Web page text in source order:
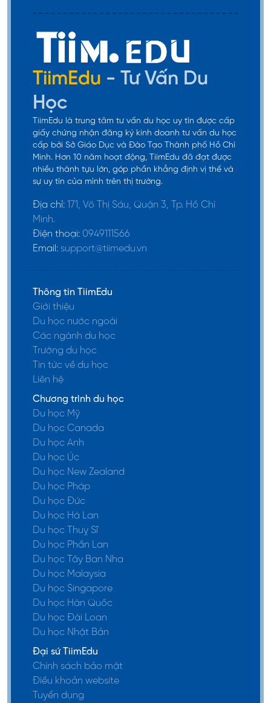
TiimEdu - Tư Vấn Du
Học
TiimEdu là trung tâm tư vấn du học uy tín được cấp
giấy chứng nhận đăng ký kinh doanh tư vấn du học
cấp bởi Sở Giáo Dục và Đào Tạo Thành phố Hồ Chí
Minh. Hơn 10 năm hoạt động, TiimEdu đã đạt được
nhiều thành tựu lớn, góp phần khẳng định vị thế và
sự uy tín của mình trên thị trường.
Địa chỉ: 171, Võ Thị Sáu, Quận 3, Tp. Hồ Chí
Minh.
Điện thoại: 0949111566
Email: support@tiimedu.vn
Thông tin TiimEdu
Giới thiệu
Du học nước ngoài
Các ngành du học
Trường du học
Tin tức về du học
Liên hệ
Chương trình du học
Du học Mỹ
Du học Canada
Du học Anh
Du học Úc
Du học New Zealand
Du học Pháp
Du học Đức
Du học Hà Lan
Du học Thuỵ Sĩ
Du học Phần Lan
Du học Tây Ban Nha
Du học Malaysia
Du học Singapore
Du học Hàn Quốc
Du học Đài Loan
Du học Nhật Bản
Đại sứ TiimEdu
Chính sách bảo mật
Điều khoản website
Tuyển dụng